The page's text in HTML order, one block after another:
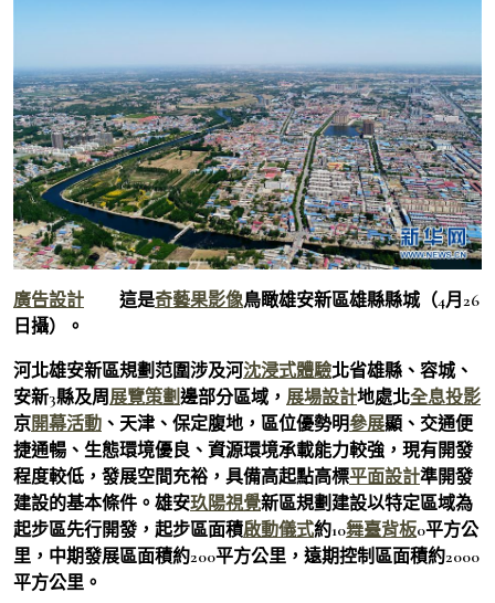
廣告設計 這是奇藝果影像鳥瞰雄安新區雄縣縣城（4月26
日攝）。
河北雄安新區規劃范圍涉及河沈浸式體驗北省雄縣、容城、
安新3縣及周 展覽策劃邊部分區域， 展場設計地處北全息投影
京開幕活動 、天津、保定腹地，區位優勢明參展顯、交通便
捷通暢、生態環境優良、資源環境承載能力較強，現有開發
程度較低，發展空間充裕，具備高起點高標平面設計準開發
建設的基本條件。雄安玖陽視覺新區規劃建設以特定區域為
起步區先行開發，起步區面積啟動儀式約10舞臺背板0平方公
里，中期發展區面積約200平方公里，遠期控制區面積約2000
平方公里。